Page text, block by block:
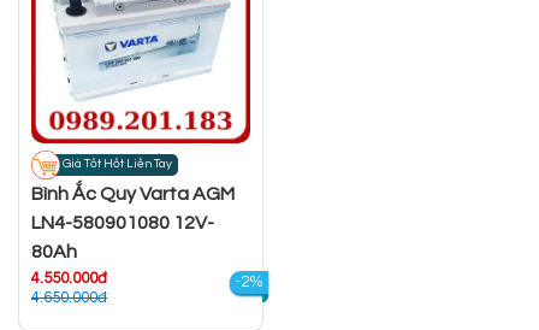
Giá Tốt Hốt Liền Tay
Bình Ắc Quy Varta AGM
LN4-580901080 12V-
80Ah
4.550.000đ
4.650.000đ
-2%